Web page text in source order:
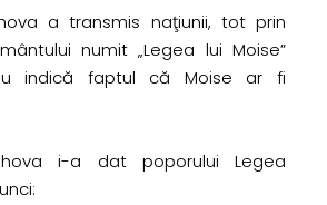
a transmis naţiunii, tot prin
numit „Legea lui Moise”
indică faptul că Moise ar fi
i-a dat poporului Legea